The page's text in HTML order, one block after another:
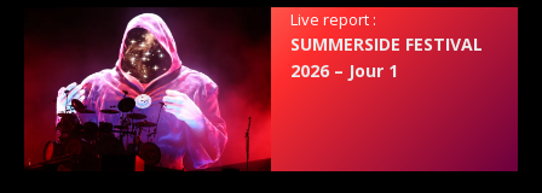
Live report :
SUMMERSIDE FESTIVAL
2026 – Jour 1